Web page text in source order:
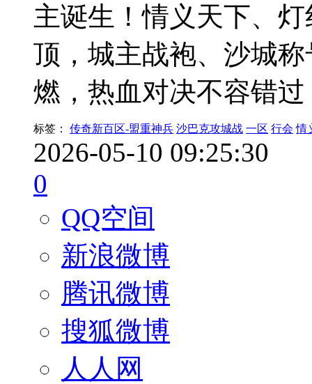
主诞生！情义天下、
顶，城主战袍、沙城
燃，热血对决不容错过
标签： 传奇新百区-盟重神兵 沙巴克攻城战 一区 行会 情
2026-05-10 09:25:30
0
QQ空间
新浪微博
腾讯微博
搜狐微博
人人网